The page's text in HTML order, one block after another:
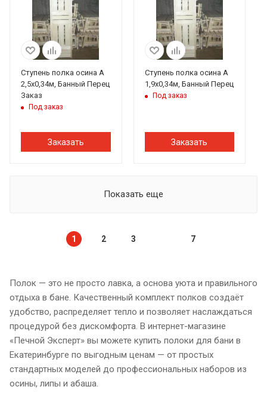
Ступень полка осина А
2,5х0,34м, Банный Перец
Заказ
Под заказ
Заказать
Ступень полка осина А
1,9х0,34м, Банный Перец
Под заказ
Заказать
Показать еще
1 2 3 7
Полок — это не просто лавка, а основа уюта и правильного
отдыха в бане. Качественный комплект полков создаёт
удобство, распределяет тепло и позволяет наслаждаться
процедурой без дискомфорта. В интернет-магазине
«Печной Эксперт» вы можете купить полоки для бани в
Екатеринбурге по выгодным ценам — от простых
стандартных моделей до профессиональных наборов из
осины, липы и абаша.